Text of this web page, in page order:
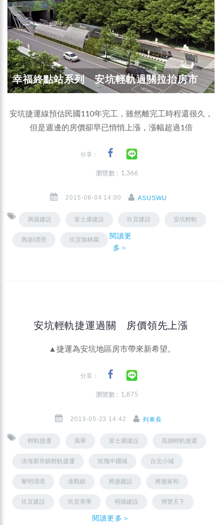
幸福終點站系列 安坑輕軌過關拉抬房市
安坑捷運線預估民國110年完工，雖然離完工時程還很久，
但是週邊的房價卻早已悄悄上漲，漲幅超過1倍
分享：
瀏覽數 : 1,366
2015-06-04 14:00 ASUSWU
興築建設 富士康建設 玖宜建設 安坑輕軌
興築I漂亮 玖宜御林園
閱讀更
多＞
安坑輕軌捷運過關 房價領先上漲
▲捷運為安坑地區房市帶來新希望。
分享：
瀏覽數 : 1,875
2013-05-23 14:42 列車長
輕軌捷運 風華 富士康建設 高雄輕軌捷運
淡海新市鎮輕軌捷運 玫瑰中國城 台北小城
黎明清境 達觀鎮 將捷建設 將捷家和
玖宜建設 玖宜美學 明德建設 博覽天下
閱讀更多＞